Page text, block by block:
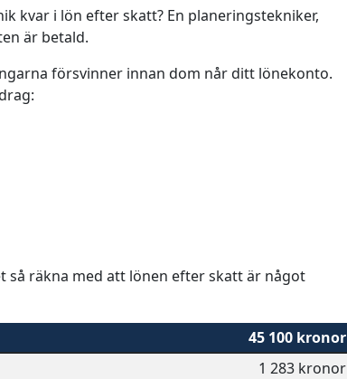
kvar i lön efter skatt? En planeringstekniker,
är betald.
försvinner innan dom når ditt lönekonto.
så räkna med att lönen efter skatt är något
45 100 kronor
1 283 kronor